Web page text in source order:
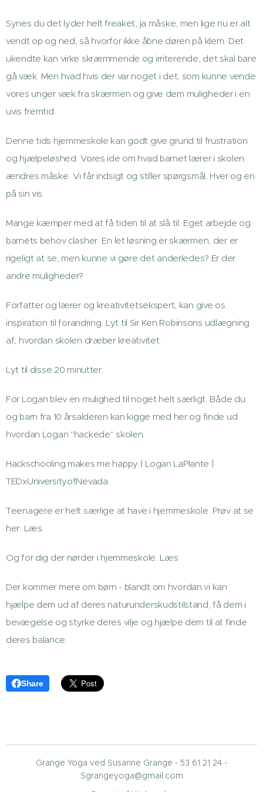
Synes du det lyder helt freaket, ja måske, men lige nu er alt
vendt op og ned, så hvorfor ikke åbne døren på klem. Det
ukendte kan virke skræmmende og irriterende, det skal bare
gå væk. Men hvad hvis der var noget i det, som kunne vende
vores unger væk fra skærmen og give dem muligheder i en
uvis fremtid.
Denne tids hjemmeskole kan godt give grund til frustration
og hjælpeløshed. Vores ide om hvad barnet lærer i skolen
ændres måske. Vi får indsigt og stiller spørgsmål. Hver og en
på sin vis.
Mange kæmper med at få tiden til at slå til. Eget arbejde og
barnets behov clasher. En let løsning er skærmen, der er
rigeligt at se, men kunne vi gøre det anderledes? Er der
andre muligheder?
Forfatter og lærer og kreativitetsekspert, kan give os
inspiration til forandring. Lyt til Sir Ken Robinsons udlægning
af, hvordan skolen dræber kreativitet.
Lyt til disse 20 minutter.
For Logan blev en mulighed til noget helt særligt. Både du
og barn fra 10 årsalderen kan kigge med her og finde ud
hvordan Logan "hackede" skolen.
Hackschooling makes me happy | Logan LaPlante |
TEDxUniversityofNevada
Teenagere er helt særlige at have i hjemmeskole. Prøv at se
her: Læs.
Og for dig der nørder i hjemmeskole. Læs
Der kommer mere om børn - blandt om hvordan vi kan
hjælpe dem ud af deres naturunderskudstilstand, få dem i
bevægelse og styrke deres vilje og hjælpe dem til at finde
deres balance.
Share
Grange Yoga ved Susanne Grange - 53 61 21 24 -
Sgrangeyoga@gmail.com